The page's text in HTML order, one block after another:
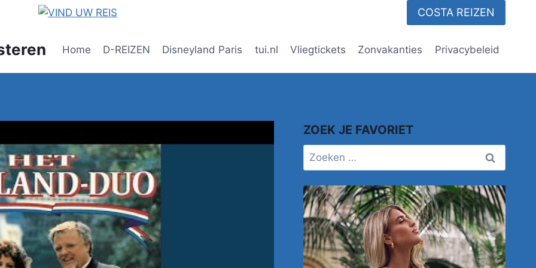
COSTA REIZEN
Home D-REIZEN Disneyland Paris tui.nl Vliegtickets Zonvakanties Privacybeleid
ZOEK JE FAVORIET
Zoeken
naar: